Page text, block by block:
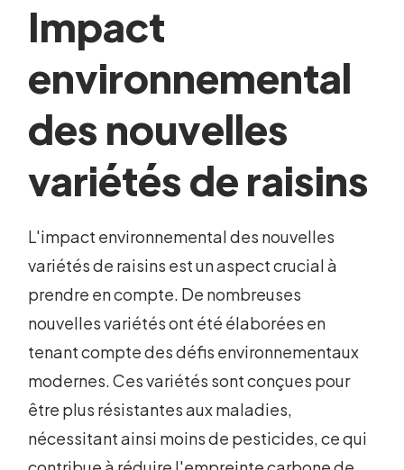
Impact
environnemental
des nouvelles
variétés de raisins
L'impact environnemental des nouvelles
variétés de raisins est un aspect crucial à
prendre en compte. De nombreuses
nouvelles variétés ont été élaborées en
tenant compte des défis environnementaux
modernes. Ces variétés sont conçues pour
être plus résistantes aux maladies,
nécessitant ainsi moins de pesticides, ce qui